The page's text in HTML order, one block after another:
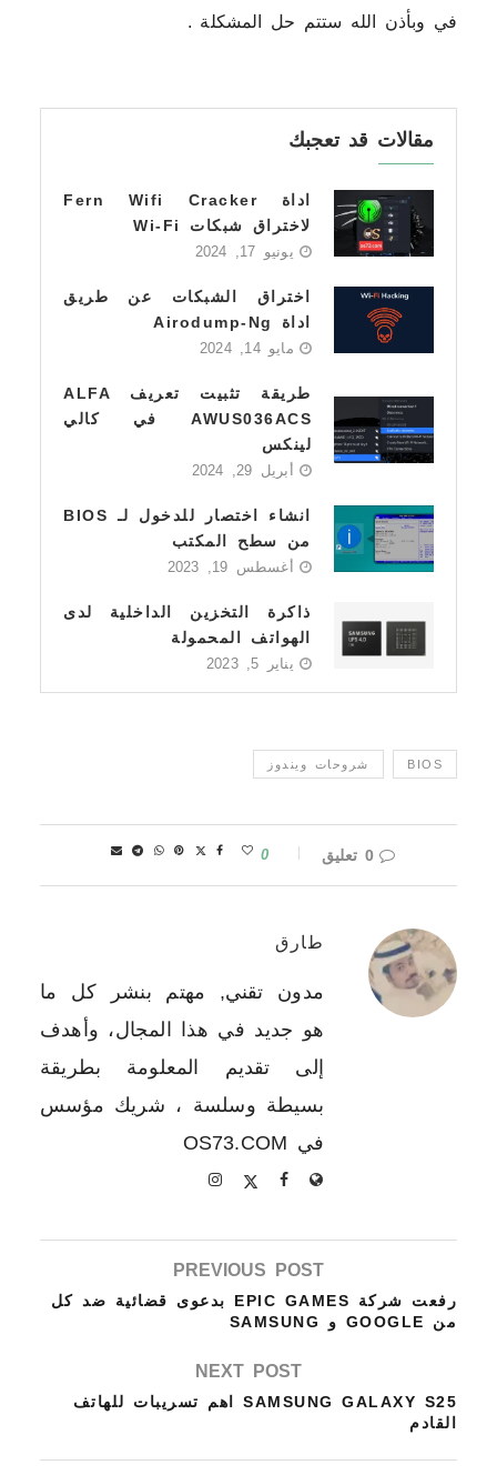
في وبأذن الله ستتم حل المشكلة .
مقالات قد تعجبك
اداة Fern Wifi Cracker
لاختراق شبكات Wi-Fi
يونيو 17, 2024
اختراق الشبكات عن طريق
اداة Airodump-Ng
مايو 14, 2024
طريقة تثبيت تعريف ALFA
AWUS036ACS في كالي
لينكس
أبريل 29, 2024
انشاء اختصار للدخول لـ BIOS
من سطح المكتب
أغسطس 19, 2023
ذاكرة التخزين الداخلية لدى
الهواتف المحمولة
يناير 5, 2023
BIOS شروحات ويندوز
0 تعليق 0
طارق
مدون تقني, مهتم بنشر كل ما
هو جديد في هذا المجال، وأهدف
إلى تقديم المعلومة بطريقة
بسيطة وسلسة ، شريك مؤسس
في OS73.COM
PREVIOUS POST
رفعت شركة EPIC GAMES بدعوى قضائية ضد كل
من GOOGLE و SAMSUNG
NEXT POST
SAMSUNG GALAXY S25 اهم تسريبات للهاتف
القادم